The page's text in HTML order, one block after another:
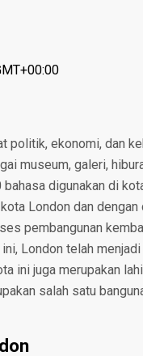
politik, ekonomi, dan
museum, galeri,
digunakan di
London dan
pembangunan
ini, London telah
ini juga merupakan
salah satu